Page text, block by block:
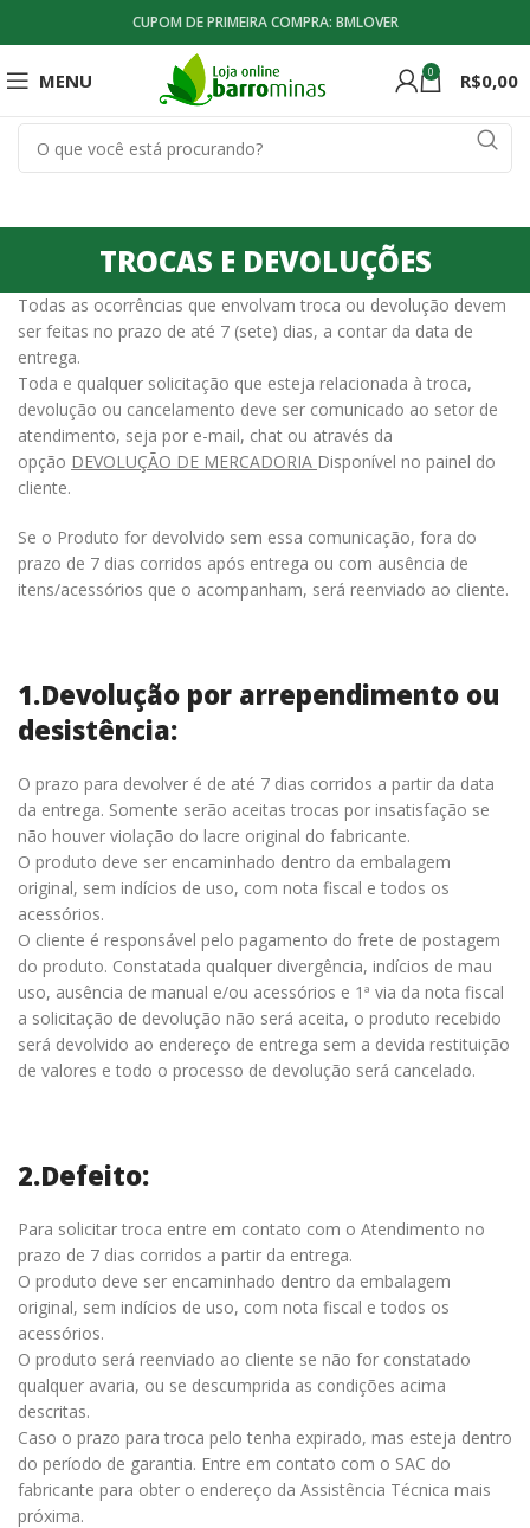
CUPOM DE PRIMEIRA COMPRA: BMLOVER
MENU 0 R$0,00
TROCAS E DEVOLUÇÕES
Todas as ocorrências que envolvam troca ou devolução devem
ser feitas no prazo de até 7 (sete) dias, a contar da data de
entrega.
Toda e qualquer solicitação que esteja relacionada à troca,
devolução ou cancelamento deve ser comunicado ao setor de
atendimento, seja por e-mail, chat ou através da
opção DEVOLUÇÃO DE MERCADORIA Disponível no painel do
cliente.
Se o Produto for devolvido sem essa comunicação, fora do
prazo de 7 dias corridos após entrega ou com ausência de
itens/acessórios que o acompanham, será reenviado ao cliente.
1.Devolução por arrependimento ou
desistência:
O prazo para devolver é de até 7 dias corridos a partir da data
da entrega. Somente serão aceitas trocas por insatisfação se
não houver violação do lacre original do fabricante.
O produto deve ser encaminhado dentro da embalagem
original, sem indícios de uso, com nota fiscal e todos os
acessórios.
O cliente é responsável pelo pagamento do frete de postagem
do produto. Constatada qualquer divergência, indícios de mau
uso, ausência de manual e/ou acessórios e 1ª via da nota fiscal
a solicitação de devolução não será aceita, o produto recebido
será devolvido ao endereço de entrega sem a devida restituição
de valores e todo o processo de devolução será cancelado.
2.Defeito:
Para solicitar troca entre em contato com o Atendimento no
prazo de 7 dias corridos a partir da entrega.
O produto deve ser encaminhado dentro da embalagem
original, sem indícios de uso, com nota fiscal e todos os
acessórios.
O produto será reenviado ao cliente se não for constatado
qualquer avaria, ou se descumprida as condições acima
descritas.
Caso o prazo para troca pelo tenha expirado, mas esteja dentro
do período de garantia. Entre em contato com o SAC do
fabricante para obter o endereço da Assistência Técnica mais
próxima.